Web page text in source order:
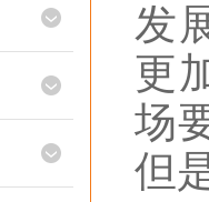
发
更
场
但